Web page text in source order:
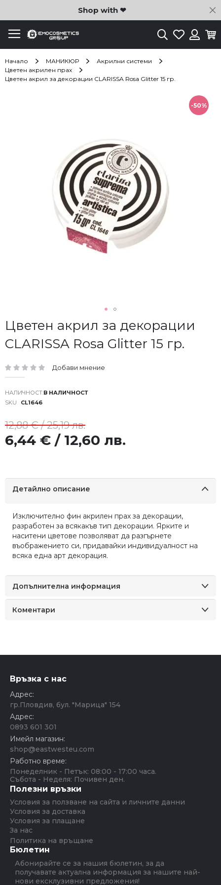
Shop with ❤
ТърсенеЛюбими
Начало МАНИКЮР
Акрилни системи
Цветен акрилен прах
Цветен акрил за декорации CLARISSA Rosa Glitter 15 гр.
Цветен акрил за декорации
CLARISSA Rosa Glitter 15 гр.
рейтинг: Добави мнение
В НАЛИЧНОСТ
SKU
CL1646
6,44 € / 12,60 лв.
12,88 € / 25,19 лв.
-50%
Преминете
към
началото
на
със
снимки
Детайлно описание
Изключително фин акрилен прах за декорации,
разработен за всякакъв тип декорации. Ярките и
наситени цветове позволяват да разгърнете
въображението си, придавайки индивидуалност на
всяка една арт декорация.
Допълнителна информация
Коментари
Връзка с нас
Адрес:
гр.Пловдив, бул. "Марица" 154
Адрес:
0893 601 301
Имейл магазин:
shop@eastwesteu.com
Работно време:
Понеделник - Петък: 08:00 - 17:00 часа.
Събота - Неделя: Почивен ден.
Полезни връзки
Условия за ползване на сайта и личните данни
Условия за доставка
Условия за плащане
За нас
Политика на връщане
Бюлетин
Абонирайте се за нашия бюлетин, за да
получавате актуална информация за нашите най-
нови ексклузивни предложения!